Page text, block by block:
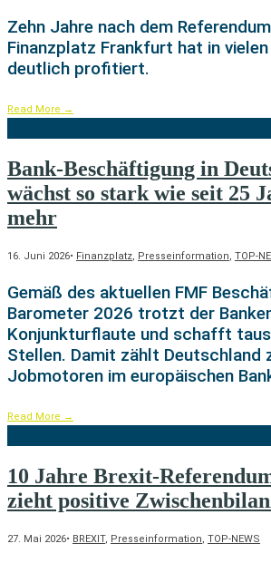
Zehn Jahre nach dem
Finanzplatz Frankfurt hat in
deutlich profitiert.
Read More →
Bank-Beschäftigung in
wächst so stark wie seit 25
mehr
16. Juni 2026• Finanzplatz, Presseinformation, TOP-
Gemäß des aktuellen FMF
Barometer 2026 trotzt der
Konjunkturflaute und schafft
Stellen. Damit zählt Deutschland
Jobmotoren im europäischen
Read More →
10 Jahre Brexit-
zieht positive
27. Mai 2026• BREXIT, Presseinformation, TOP-NEWS